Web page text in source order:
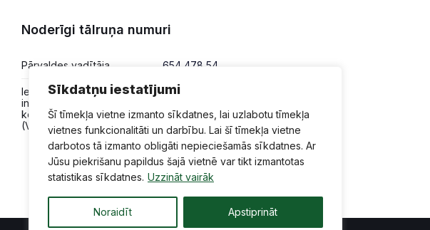
Sīkdatņu iestatījumi
Šī tīmekļa vietne izmanto sīkdatnes, lai uzlabotu tīmekļa
vietnes funkcionalitāti un darbību. Lai šī tīmekļa vietne
darbotos tā izmanto obligāti nepieciešamās sīkdatnes. Ar
Jūsu piekrišanu papildus šajā vietnē var tikt izmantotas
statistikas sīkdatnes. Uzzināt vairāk
Noraidīt Apstiprināt
Noderīgi tālruņa numuri
Pārvaldes vadītāja 654 478 54
Iesniegumi,
informācija,
konsultācijas
(VPVKAC)
654 478 50